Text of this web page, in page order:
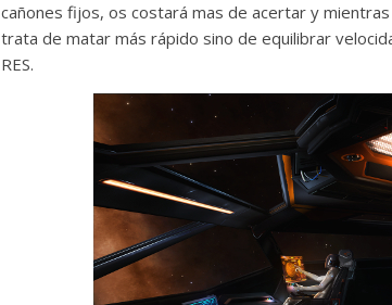
cañones fijos, os costará mas de acertar y
trata de matar más rápido sino de equilibrar
RES.